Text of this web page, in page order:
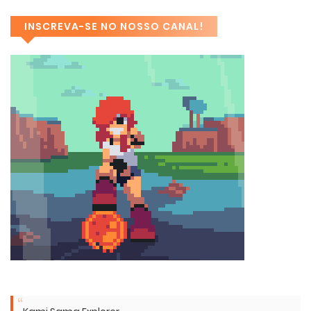
INSCREVA-SE NO NOSSO CANAL!